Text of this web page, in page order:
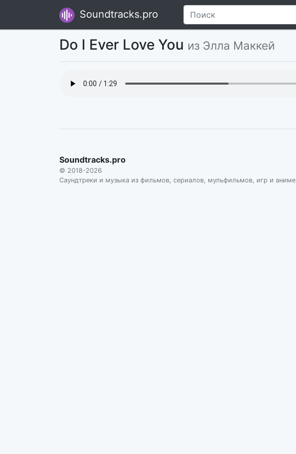
Soundtracks.pro
Do I Ever Love You из Элла Маккей
Soundtracks.pro
© 2018-2026
Саундтреки и музыка из фильмов, сериалов, мульфильмов, игр и аниме